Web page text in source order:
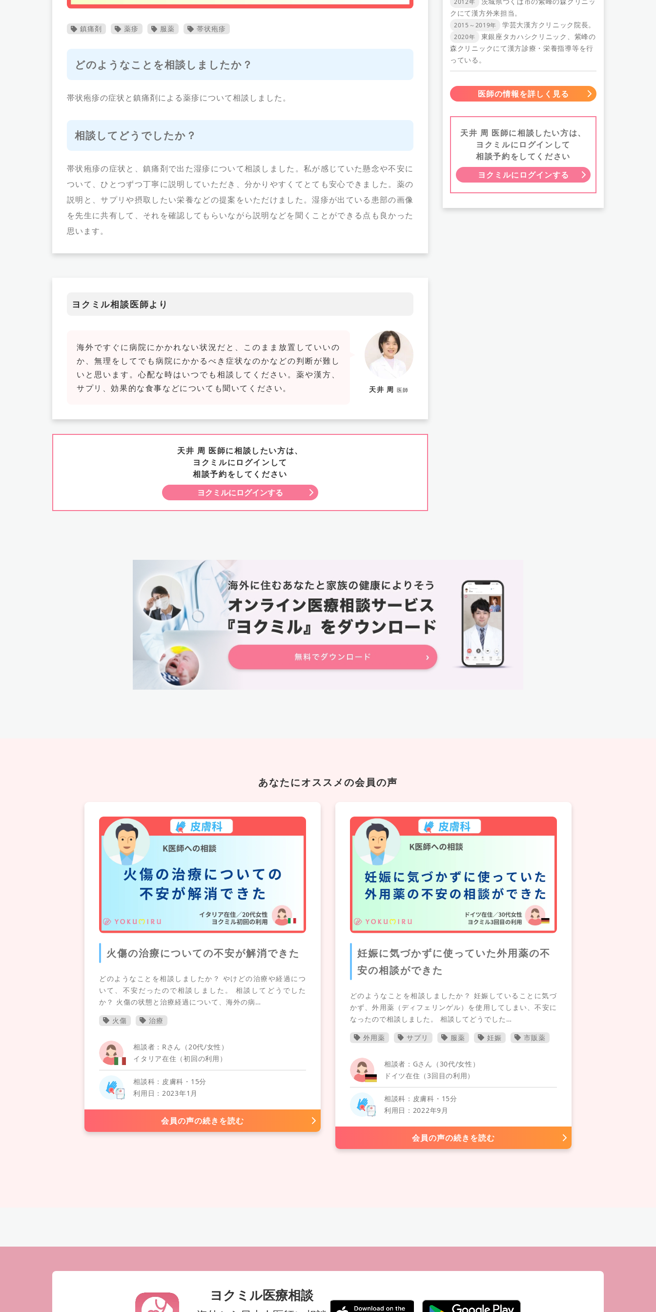
鎮痛剤 薬疹 服薬 帯状疱疹
どのようなことを相談しましたか？
帯状疱疹の症状と鎮痛剤による薬疹について相談しました。
相談してどうでしたか？
帯状疱疹の症状と、鎮痛剤で出た湿疹について相談しました。私が感じていた懸念や不安に
ついて、ひとつずつ丁寧に説明していただき、分かりやすくてとても安心できました。薬の
説明と、サプリや摂取したい栄養などの提案をいただけました。湿疹が出ている患部の画像
を先生に共有して、それを確認してもらいながら説明などを聞くことができる点も良かった
思います。
ヨクミル相談医師より
海外ですぐに病院にかかれない状況だと、このまま放置していいの
か、無理をしてでも病院にかかるべき症状なのかなどの判断が難し
いと思います。心配な時はいつでも相談してください。薬や漢方、
サプリ、効果的な食事などについても聞いてください。
天井 周 医師
天井 周 医師に相談したい方は、
ヨクミルにログインして
相談予約をしてください
ヨクミルにログインする
2012年
クにて漢方外来担当。
2015～2019年 学芸大漢方クリニック院長。
2020年
東銀座タカハシクリニック、紫峰の
森クリニックにて漢方診療・栄養指導等を行
っている。
医師の情報を詳しく見る
天井 周 医師に相談したい方は、
ヨクミルにログインして
相談予約をしてください
ヨクミルにログインする
あなたにオススメの会員の声
火傷の治療についての不安が解消できた
どのようなことを相談しましたか？ やけどの治療や経過につ
いて、不安だったので相談しました。 相談してどうでした
か？ 火傷の状態と治療経過について、海外の病…
火傷
治療
相談者：Rさん（20代/女性）
イタリア在住（初回の利用）
相談科：皮膚科・15分
利用日：2023年1月
会員の声の続きを読む
妊娠に気づかずに使っていた外用薬の不
安の相談ができた
どのようなことを相談しましたか？ 妊娠していることに気づ
かず、外用薬（ディフェリンゲル）を使用してしまい、不安に
なったので相談しました。 相談してどうでした…
外用薬
サプリ 服薬 妊娠 市販薬
相談者：Gさん（30代/女性）
ドイツ在住（3回目の利用）
相談科：皮膚科・15分
利用日：2022年9月
会員の声の続きを読む
ヨクミル医療相談